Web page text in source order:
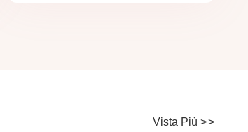
Vista Più >>